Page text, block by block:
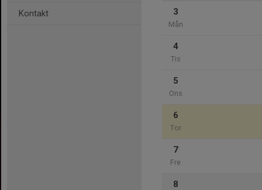
Kontakt 3
Mån
4
Tis
5
Ons
6
Tor
7
Fre
8